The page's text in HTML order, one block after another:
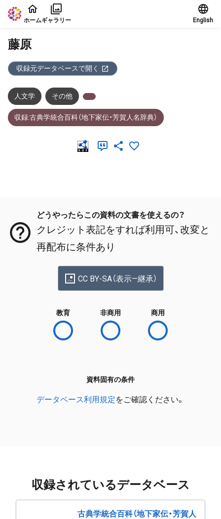
本文に飛ぶ
ホームギャラリー English
藤原
収録元データベースで開く
人文学 その他
収録:古典学統合百科（地下家伝・芳賀人名辞典）
どうやったらこの資料の文書を使えるの？
クレジット表記をすれば利用可、改変と
再配布に条件あり
CC BY-SA（表示—継承）
教育 非商用 商用
資料固有の条件
データベース利用規定をご確認ください。
収録されているデータベース
古典学統合百科（地下家伝・芳賀人